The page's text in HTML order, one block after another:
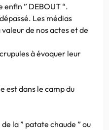
” DEBOUT “.
Les médias
de nos actes et de
à évoquer leur
est dans le camp du
la ” patate chaude ” ou